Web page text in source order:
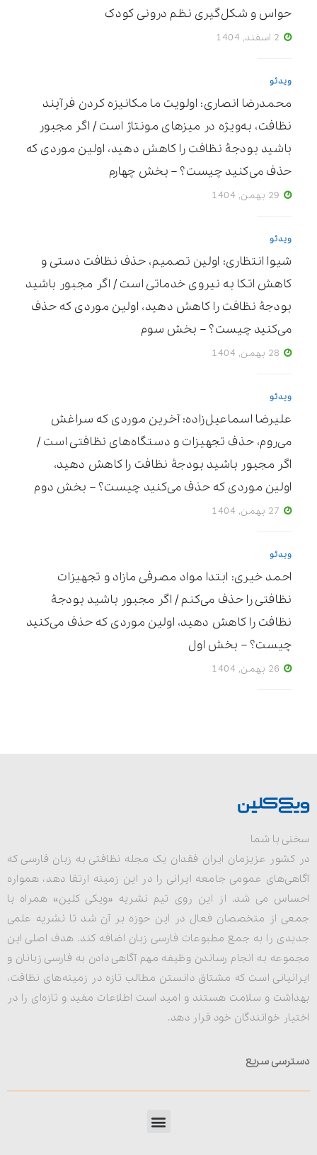
حواس و شکل‌گیری نظم درونی کودک
ویدئو
محمدرضا انصاری: اولویت ما مکانیزه ‌کردن فرآیند
نظافت، به‌ویژه در میزهای مونتاژ است / اگر مجبور
باشید بودجۀ نظافت را کاهش دهید، اولین موردی که
حذف می‌کنید چیست؟ – بخش چهارم
ویدئو
شیوا انتظاری: اولین تصمیم، حذف نظافت دستی و
کاهش اتکا به نیروی خدماتی است / اگر مجبور باشید
بودجۀ نظافت را کاهش دهید، اولین موردی که حذف
می‌کنید چیست؟ – بخش سوم
ویدئو
علیرضا اسماعیل‌زاده: آخرین موردی که سراغش
می‌روم، حذف تجهیزات و دستگاه‌های نظافتی است /
اگر مجبور باشید بودجۀ نظافت را کاهش دهید،
اولین موردی که حذف می‌کنید چیست؟ – بخش دوم
ویدئو
احمد خیری: ابتدا مواد مصرفی مازاد و تجهیزات
نظافتی را حذف می‌کنم / اگر مجبور باشید بودجۀ
نظافت را کاهش دهید، اولین موردی که حذف می‌کنید
چیست؟ – بخش اول
سخنی با شما
در کشور عزیزمان ایران فقدان یک مجله نظافتی به زبان فارسی که
آگاهی‌های عمومی جامعه ایرانی را در این زمینه ارتقا دهد، همواره
احساس می شد. از این روی تیم نشریه «ویکی کلین» همراه با
جمعی از متخصصان فعال در این حوزه بر آن شد تا نشریه علمی
جدیدی را به جمع مطبوعات فارسی زبان اضافه کند. هدف اصلی این
مجموعه به انجام رساندن وظیفه مهم آگاهی دادن به فارسی زبانان و
ایرانیانی است که مشتاق دانستن مطالب تازه در زمینه‌های نظافت،
بهداشت و سلامت هستند و امید است اطلاعات مفید و تازه‌ای را در
اختیار خوانندگان خود قرار دهد.
دسترسی سریع